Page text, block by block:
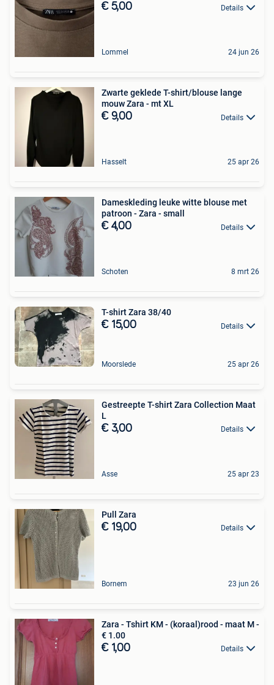
€ 5,00 Details
Lommel 24 jun 26
Zwarte geklede T-shirt/blouse lange
mouw Zara - mt XL
€ 9,00 Details
Hasselt 25 apr 26
Dameskleding leuke witte blouse met
patroon - Zara - small
€ 4,00 Details
Schoten 8 mrt 26
T-shirt Zara 38/40
€ 15,00 Details
Moorslede 25 apr 26
Gestreepte T-shirt Zara Collection Maat
L
€ 3,00 Details
Asse 25 apr 23
Pull Zara
€ 19,00 Details
Bornem 23 jun 26
Zara - Tshirt KM - (koraal)rood - maat M -
€ 1.00
€ 1,00 Details